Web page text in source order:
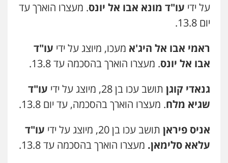
על ידי עו"ד מונא אבו אל יונס. מעצרו הוארך עד
יום 13.8.
ראמי אבו אל היג'א מעכו, מיוצג על ידי עו"ד
אבו אל יונס. מעצרו הוארך בהסכמה עד 13.8.
גנאדי קוגן תושב עכו בן 28, מיוצג על ידי
עו"ד
שגיא מלח. מעצרו הוארך בהסכמה, עד יום 13.8.
אניס פיראן תושב עכו בן 20, מיוצג על ידי
עו"ד
עלאא סלימאן. מעצרו הוארך בהסכמה עד 13.8.